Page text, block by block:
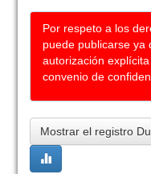
Por respeto a los
puede publicarse ya
autorización
convenio de
Mostrar el registro